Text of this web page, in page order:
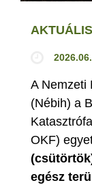
A Nemzeti
(Nébih) a
OKF)
egész